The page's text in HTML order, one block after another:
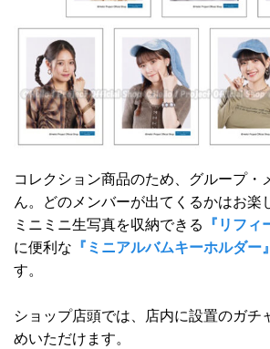
コレクション商品のため、グループ・
ん。どのメンバーが出てくるかはお楽
ミニミニ生写真を収納できる
『リフィ
に便利な 『ミニアルバムキーホルダー』
す。
ショップ店頭では、店内に設置のガチ
めいただけます。